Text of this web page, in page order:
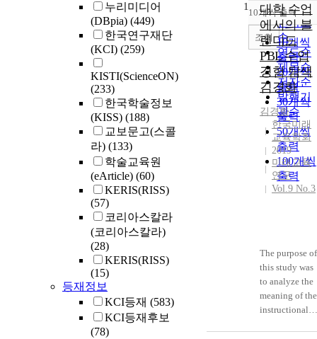
누리미디어
(DBpia) (449)
한국연구재단
(KCI) (259)
KISTI(ScienceON)
(233)
한국학술정보
(KISS) (188)
교보문고(스콜
라) (133)
학술교육원
(eArticle) (60)
KERIS(RISS)
(57)
코리아스칼라
(코리아스칼라)
(28)
KERIS(RISS)
(15)
등재정보
KCI등재 (583)
KCI등재후보
(78)
순
인기도
순
연도순
제목순
저자순
발행기
관순
내림차
10개씩 출력
10개씩
출력
20개씩
출력
30개씩
출력
50개씩
출력
100개씩
출력
조회
1
대학 수업
에서의 블
렌디드
PBL 수업
경험 탐색
김경화
김경화
한국미래
교육학회
2019
미래교육
연구
Vol.9 No.3
The purpose of
this study was
to analyze the
meaning of the
instructional